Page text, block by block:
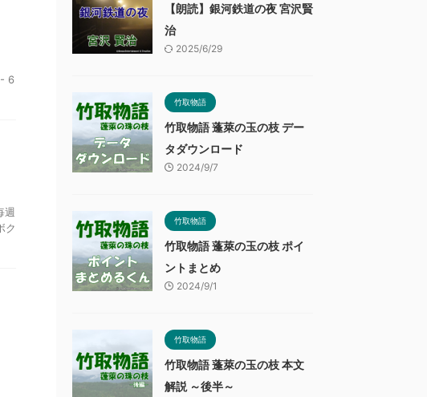
6
週
ク
【朗読】銀河鉄道の夜 宮沢賢
治
2025/6/29
竹取物語
竹取物語 蓬萊の玉の枝 デー
タダウンロード
2024/9/7
竹取物語
竹取物語 蓬萊の玉の枝 ポイ
ントまとめ
2024/9/1
竹取物語
竹取物語 蓬萊の玉の枝 本文
解説 ～後半～